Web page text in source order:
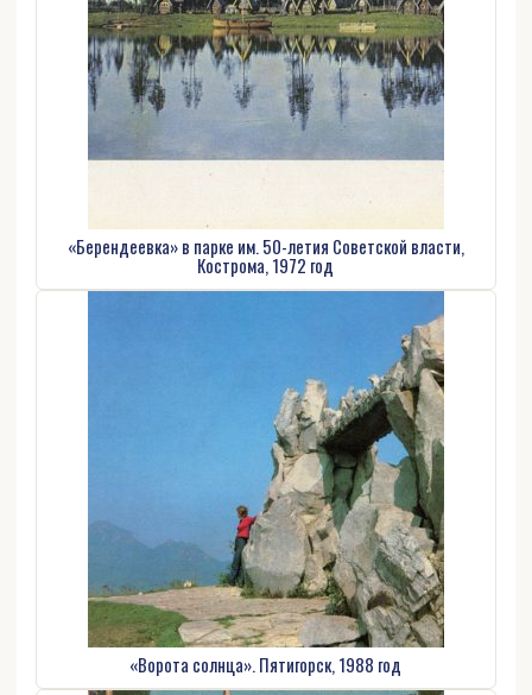
«Берендеевка» в парке им. 50-летия Советской власти,
Кострома, 1972 год
«Ворота солнца». Пятигорск, 1988 год